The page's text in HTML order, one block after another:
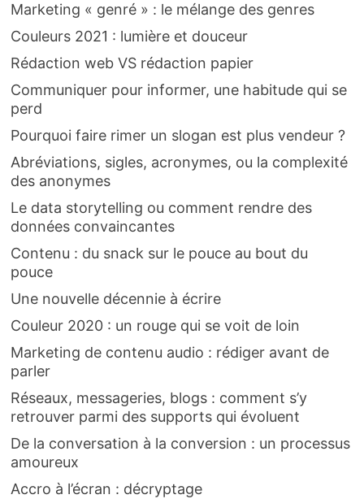
Marketing « genré » : le mélange des genres
Couleurs 2021 : lumière et douceur
Rédaction web VS rédaction papier
Communiquer pour informer, une habitude qui se
perd
Pourquoi faire rimer un slogan est plus vendeur ?
Abréviations, sigles, acronymes, ou la complexité
des anonymes
Le data storytelling ou comment rendre des
données convaincantes
Contenu : du snack sur le pouce au bout du
pouce
Une nouvelle décennie à écrire
Couleur 2020 : un rouge qui se voit de loin
Marketing de contenu audio : rédiger avant de
parler
Réseaux, messageries, blogs : comment s’y
retrouver parmi des supports qui évoluent
De la conversation à la conversion : un processus
amoureux
Accro à l’écran : décryptage